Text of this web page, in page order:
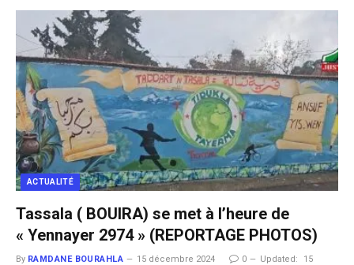
ACTUALITÉ
Tassala ( BOUIRA) se met à l’heure de
« Yennayer 2974 » (REPORTAGE PHOTOS)
By RAMDANE BOURAHLA 15 décembre 2024 0 Updated:
15